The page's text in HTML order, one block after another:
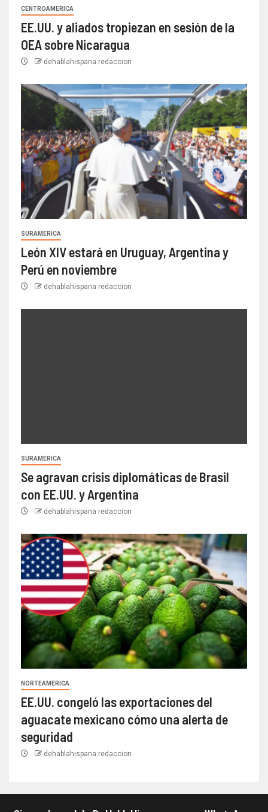
CENTROAMERICA
EE.UU. y aliados tropiezan en sesión de la
OEA sobre Nicaragua
dehablahispana redaccion
SURAMERICA
León XIV estará en Uruguay, Argentina y
Perú en noviembre
dehablahispana redaccion
SURAMERICA
Se agravan crisis diplomáticas de Brasil
con EE.UU. y Argentina
dehablahispana redaccion
NORTEAMERICA
EE.UU. congeló las exportaciones del
aguacate mexicano cómo una alerta de
seguridad
dehablahispana redaccion